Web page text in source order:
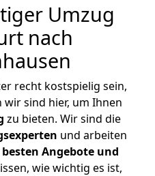
Umzug
nach
recht kostspielig sein,
wir sind hier, um Ihnen
zu bieten. Wir sind die
und arbeiten
Angebote und
wie wichtig es ist,